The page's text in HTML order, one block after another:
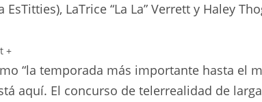
LaTrice “La La” Verrett y Haley
+
“la temporada más importante hasta el
aquí. El concurso de telerrealidad de